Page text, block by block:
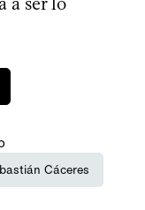
Cáceres